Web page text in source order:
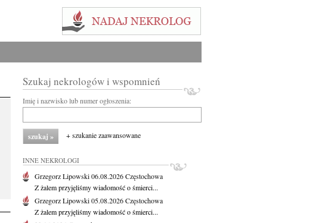
Szukaj nekrologów i wspomnień
Imię i nazwisko lub numer ogłoszenia:
+ szukanie zaawansowane
INNE NEKROLOGI
Grzegorz Lipowski06.08.2026Częstochowa
Z żalem przyjęliśmy wiadomość o śmierci...
Grzegorz Lipowski05.08.2026Częstochowa
Z żalem przyjęliśmy wiadomość o śmierci...